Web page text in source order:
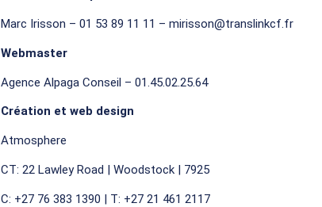
Marc Irisson – 01 53 89 11 11 – mirisson@translinkcf.fr
Webmaster
Agence Alpaga Conseil – 01.45.02.25.64
Création et web design
Atmosphere
CT: 22 Lawley Road | Woodstock | 7925
C: +27 76 383 1390 | T: +27 21 461 2117